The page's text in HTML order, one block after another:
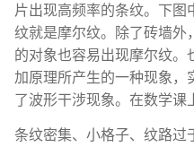
片出现高频率的条纹。下
纹就是摩尔纹。除了砖墙
的对象也容易出现摩尔纹
加原理所产生的一种现象
了波形干涉现象。在数学课
条纹密集、小格子、纹路